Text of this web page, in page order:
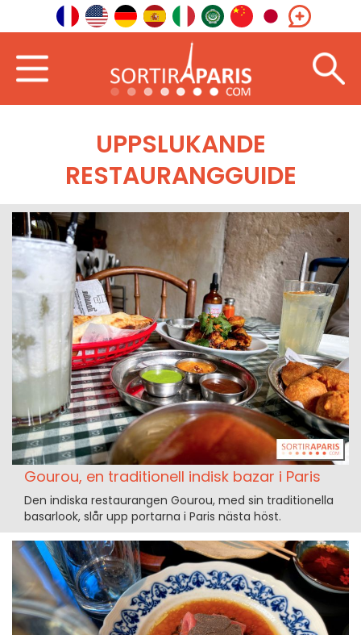
UPPSLUKANDE
RESTAURANGGUIDE
Gourou, en traditionell indisk bazar i Paris
Den indiska restaurangen Gourou, med sin traditionella
basarlook, slår upp portarna i Paris nästa höst.